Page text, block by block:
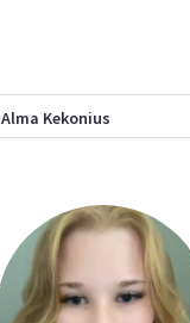
Alma Kekonius